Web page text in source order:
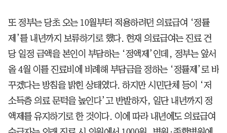
또 정부는 당초 오는 10월부터 적용하려던 의료급여 ‘정률
제’를 내년까지 보류하기로 했다. 현재 의료급여는 진료 건
당 일정 금액을 본인이 부담하는 ‘정액제’인데, 정부는 앞서
올 4월 이를 진료비에 비례해 부담금을 정하는 ‘정률제’로 바
꾸겠다는 방침을 밝힌 상태였다. 하지만 시민단체 등이 ‘저
소득층 의료 문턱을 높인다’고 반발하자, 일단 내년까지 정
액제를 유지하기로 한 것이다. 이에 따라 내년에도 의료급여